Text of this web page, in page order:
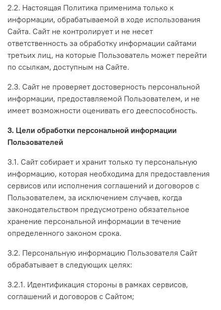
2.2. Настоящая Политика применима только к
информации, обрабатываемой в ходе использования
Сайта. Сайт не контролирует и не несет
ответственность за обработку информации сайтами
третьих лиц, на которые Пользователь может перейти
по ссылкам, доступным на Сайте.
2.3. Сайт не проверяет достоверность персональной
информации, предоставляемой Пользователем, и не
имеет возможности оценивать его дееспособность.
3. Цели обработки персональной информации
Пользователей
3.1. Сайт собирает и хранит только ту персональную
информацию, которая необходима для предоставления
сервисов или исполнения соглашений и договоров с
Пользователем, за исключением случаев, когда
законодательством предусмотрено обязательное
хранение персональной информации в течение
определенного законом срока.
3.2. Персональную информацию Пользователя Сайт
обрабатывает в следующих целях:
3.2.1. Идентификация стороны в рамках сервисов,
соглашений и договоров с Сайтом;